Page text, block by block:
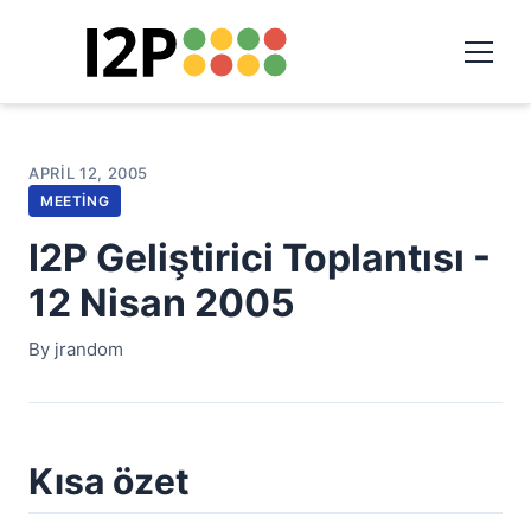
APRIL 12, 2005
MEETING
I2P Geliştirici Toplantısı -
12 Nisan 2005
By jrandom
Kısa özet